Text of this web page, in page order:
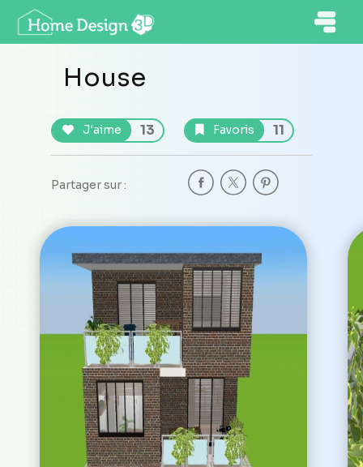
House
J'aime 13 Favoris 11
Partager sur :